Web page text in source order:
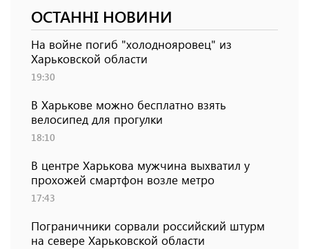
ОСТАННІ НОВИНИ
На войне погиб "холоднояровец" из
Харьковской области
19:30
В Харькове можно бесплатно взять
велосипед для прогулки
18:10
В центре Харькова мужчина выхватил у
прохожей смартфон возле метро
17:43
Пограничники сорвали российский штурм
на севере Харьковской области